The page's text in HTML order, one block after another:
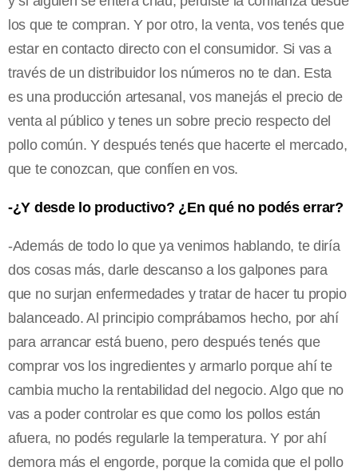
los que te compran. Y por otro, la venta, vos tenés que
estar en contacto directo con el consumidor. Si vas a
través de un distribuidor los números no te dan. Esta
es una producción artesanal, vos manejás el precio de
venta al público y tenes un sobre precio respecto del
pollo común. Y después tenés que hacerte el mercado,
que te conozcan, que confíen en vos.
-¿Y desde lo productivo? ¿En qué no podés errar?
-Además de todo lo que ya venimos hablando, te diría
dos cosas más, darle descanso a los galpones para
que no surjan enfermedades y tratar de hacer tu propio
balanceado. Al principio comprábamos hecho, por ahí
para arrancar está bueno, pero después tenés que
comprar vos los ingredientes y armarlo porque ahí te
cambia mucho la rentabilidad del negocio. Algo que no
vas a poder controlar es que como los pollos están
afuera, no podés regularle la temperatura. Y por ahí
demora más el engorde, porque la comida que el pollo